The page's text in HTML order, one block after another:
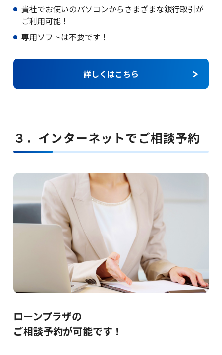
貴社でお使いのパソコンからさまざまな銀行取引が
ご利用可能！
専用ソフトは不要です！
詳しくはこちら
３．インターネットでご相談予約
ローンプラザの
ご相談予約が可能です！